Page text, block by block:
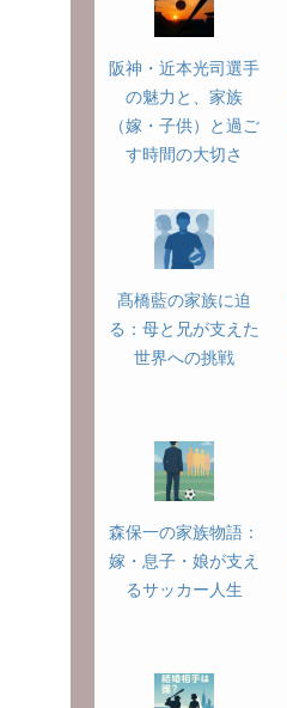
阪神・近本光司選手
の魅力と、家族
（嫁・子供）と過ご
す時間の大切さ
髙橋藍の家族に迫
る：母と兄が支えた
世界への挑戦
森保一の家族物語：
嫁・息子・娘が支え
るサッカー人生